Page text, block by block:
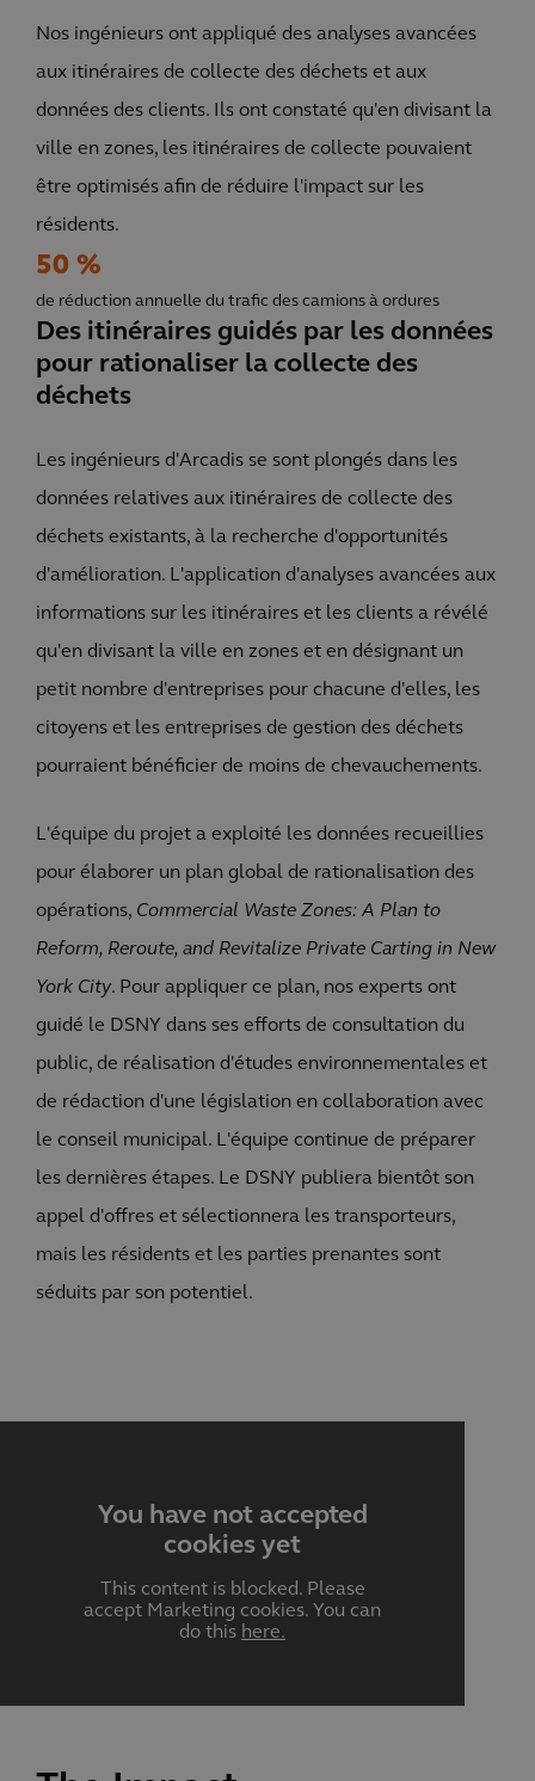
Nos ingénieurs ont appliqué des analyses avancées
aux itinéraires de collecte des déchets et aux
données des clients. Ils ont constaté qu'en divisant la
ville en zones, les itinéraires de collecte pouvaient
être optimisés afin de réduire l'impact sur les
résidents.
50 %
de réduction annuelle du trafic des camions à ordures
Des itinéraires guidés par les données
pour rationaliser la collecte des
déchets
Les ingénieurs d'Arcadis se sont plongés dans les
données relatives aux itinéraires de collecte des
déchets existants, à la recherche d'opportunités
d'amélioration. L'application d'analyses avancées aux
informations sur les itinéraires et les clients a révélé
qu'en divisant la ville en zones et en désignant un
petit nombre d'entreprises pour chacune d'elles, les
citoyens et les entreprises de gestion des déchets
pourraient bénéficier de moins de chevauchements.
L'équipe du projet a exploité les données recueillies
pour élaborer un plan global de rationalisation des
opérations, Commercial Waste Zones: A Plan to
Reform, Reroute, and Revitalize Private Carting in New
York City. Pour appliquer ce plan, nos experts ont
guidé le DSNY dans ses efforts de consultation du
public, de réalisation d'études environnementales et
de rédaction d'une législation en collaboration avec
le conseil municipal. L'équipe continue de préparer
les dernières étapes. Le DSNY publiera bientôt son
appel d'offres et sélectionnera les transporteurs,
mais les résidents et les parties prenantes sont
séduits par son potentiel.
You have not accepted
cookies yet
This content is blocked. Please
accept Marketing cookies. You can
do this here.